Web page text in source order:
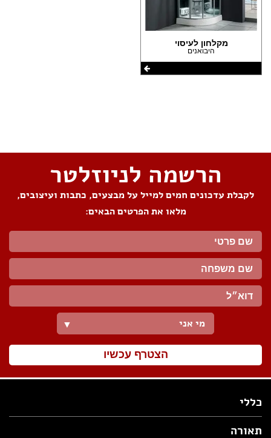
מקלחון לעיסוי
היבואנים
הרשמה לניוזלטר
לקבלת עדכונים חמים למייל על מבצעים, כתבות ועיצובים,
מלאו את הפרטים הבאים:
מי אני ▼
הצטרף עכשיו
כללי
תאורה